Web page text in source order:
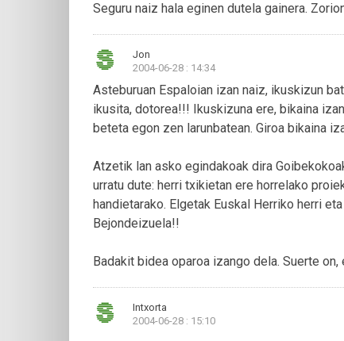
Seguru naiz hala eginen dutela gainera.
Jon
2004-06-28 : 14:34
Asteburuan Espaloian izan naiz, ikuskizun
ikusita, dotorea!!! Ikuskizuna ere, bikaina
beteta egon zen larunbatean. Giroa bikaina
Atzetik lan asko egindakoak dira
urratu dute: herri txikietan ere horrelako
handietarako. Elgetak Euskal Herriko herri
Bejondeizuela!!
Badakit bidea oparoa izango dela. Suerte
Intxorta
2004-06-28 : 15:10